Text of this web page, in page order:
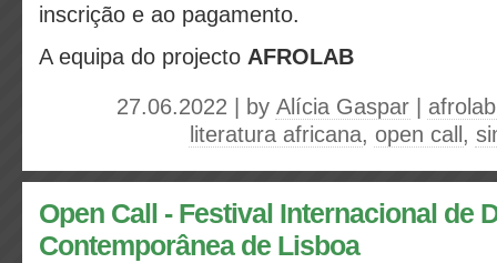
inscrição e ao pagamento.
A equipa do projecto AFROLAB
27.06.2022 | by Alícia Gaspar afrolab
literatura africana, open call ,
Open Call - Festival Internacional de
Contemporânea de Lisboa